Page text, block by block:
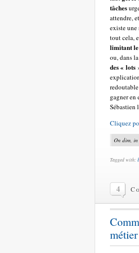
tâches
attendre, et
existe
tout cela,
limitant le
ou, dans
des « lots
gagner en
Sébastien
Cliquez
On dim, in
Tagged with:
4